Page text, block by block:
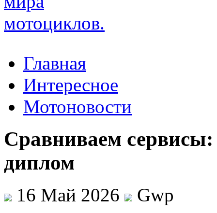
Главная
Интересное
Мотоновости
Сравниваем сервисы:
диплом
16 Май 2026
Gwp